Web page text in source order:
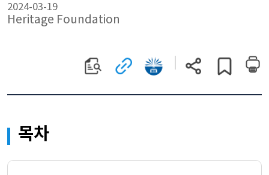
Heritage Foundation
2024-03-19
원문
보기
관련
사이트로
이동
국회전자도서관으로
이동
(새
현재
페이지
주소
게시글
스크랩하기
목차